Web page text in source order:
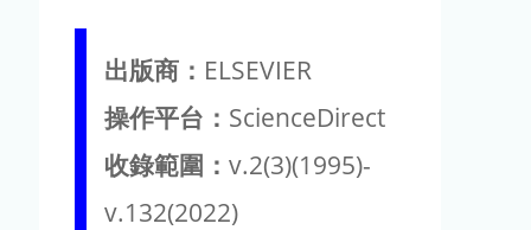
出版商： ELSEVIER
操作平台： ScienceDirect
收錄範圍： v.2(3)(1995)-
v.132(2022)